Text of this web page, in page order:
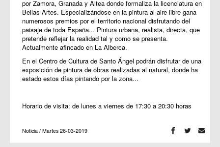
por Zamora, Granada y Altea donde formaliza la licenciatura en
Bellas Artes. Especializándose en la pintura al aire libre gana
numerosos premios por el territorio nacional disfrutando del
paisaje de toda España... Pintura urbana, realista, directa, que
pretende reflejar la realidad tal y como se presenta.
Actualmente afincado en La Alberca.
En el Centro de Cultura de Santo Ángel podrán disfrutar de una
exposición de pintura de obras realizadas al natural, donde ha
estado estos días pintando por la zona...
Horario de visita: de lunes a viernes de 17:30 a 20:30 horas
Noticia / Martes 26-03-2019